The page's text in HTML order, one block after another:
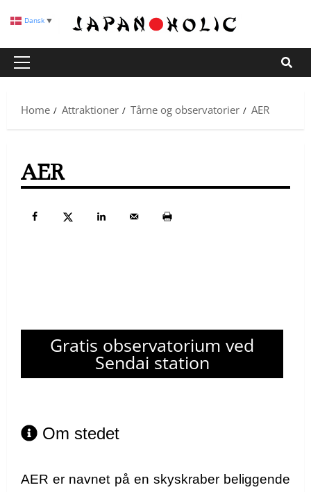
content
Primary
Home
Attraktioner Tårne og observatorier AER
AER
Gratis observatorium ved
Sendai station
Om stedet
AER er navnet på en skyskraber beliggende
Dansk ▼